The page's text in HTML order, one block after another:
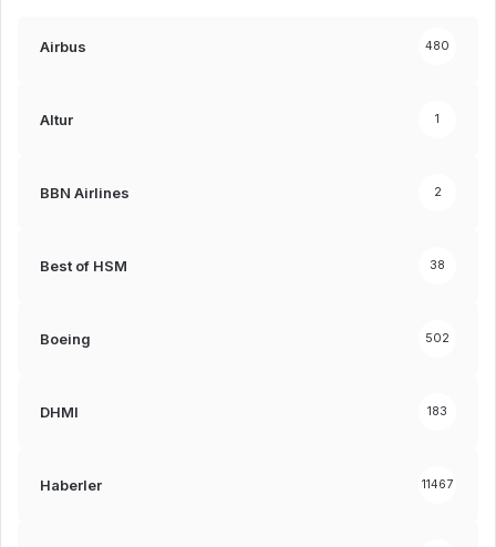
Airbus 480
Altur 1
BBN Airlines 2
Best of HSM 38
Boeing 502
DHMI 183
Haberler 11467